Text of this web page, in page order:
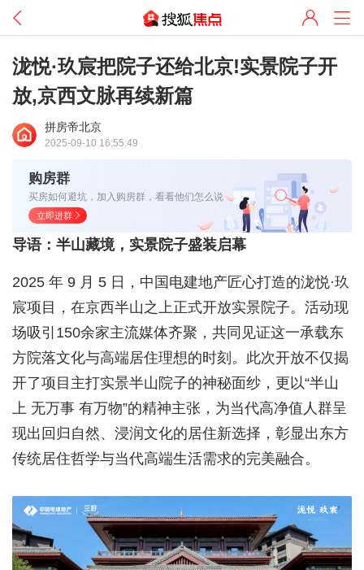
泷悦·玖宸把院子还给北京!实景院子开
放,京西文脉再续新篇
拼房帝北京
2025-09-10 16:55:49
购房群
买房如何避坑，加入购房群，看看他们怎么说
立即进群
导语：半山藏境，实景院子盛装启幕
2025 年 9 月 5 日，中国电建地产匠心打造的泷悦·玖
宸项目，在京西半山之上正式开放实景院子。活动现
场吸引150余家主流媒体齐聚，共同见证这一承载东
方院落文化与高端居住理想的时刻。此次开放不仅揭
开了项目主打实景半山院子的神秘面纱，更以“半山
上 无万事 有万物”的精神主张，为当代高净值人群呈
现出回归自然、浸润文化的居住新选择，彰显出东方
传统居住哲学与当代高端生活需求的完美融合。